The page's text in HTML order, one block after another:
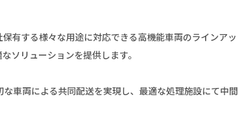
有する様々な用途に対応できる高機能車両のラインアッ
ソリューションを提供します。
車両による共同配送を実現し、最適な処理施設にて中間